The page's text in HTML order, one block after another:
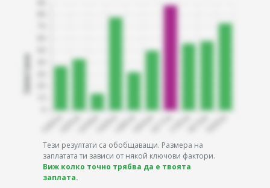
Тези резултати са обобщаващи. Размера на
заплатата ти зависи от някой ключови фактори.
Виж колко точно трябва да е твоята
заплата.